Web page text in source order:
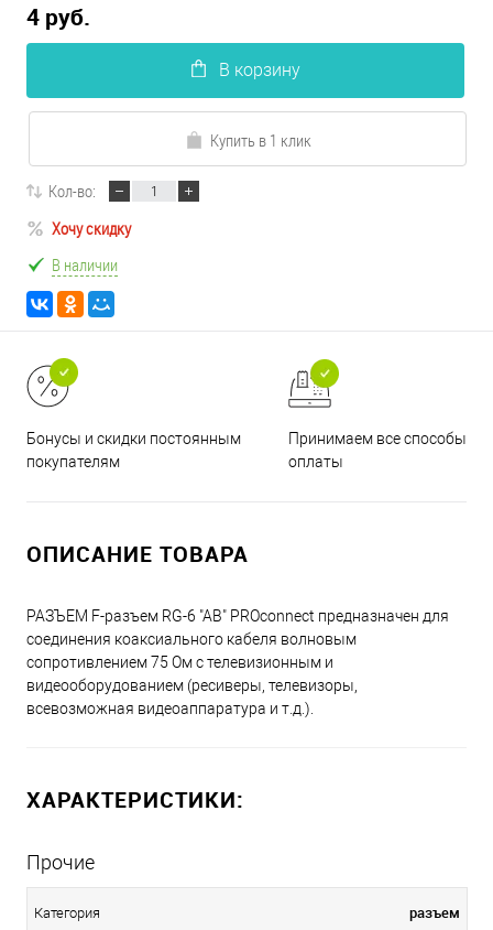
4 руб.
В корзину
Купить в 1 клик
Кол-во:
Хочу скидку
В наличии
Бонусы и скидки постоянным
покупателям
Принимаем все способы
оплаты
ОПИСАНИЕ ТОВАРА
РАЗЪЕМ F-разъем RG-6 "AB" PROconnect предназначен для
соединения коаксиального кабеля волновым
сопротивлением 75 Ом с телевизионным и
видеооборудованием (ресиверы, телевизоры,
всевозможная видеоаппаратура и т.д.).
ХАРАКТЕРИСТИКИ:
Прочие
Категория разъем